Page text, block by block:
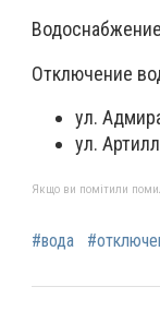
Отключение
ул.
ул.
Якщо ви помітили
#вода